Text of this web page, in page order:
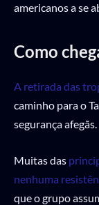
americanos a se
Como
A retirada das
caminho para o
segurança afegãs.
Muitas das
nenhuma
que o grupo